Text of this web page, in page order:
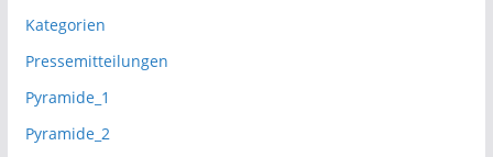
Kategorien
Pressemitteilungen
Pyramide_1
Pyramide_2